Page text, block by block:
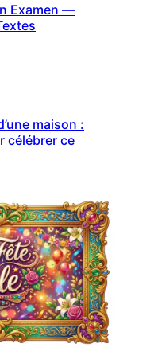
Examen —
maison :
célébrer ce